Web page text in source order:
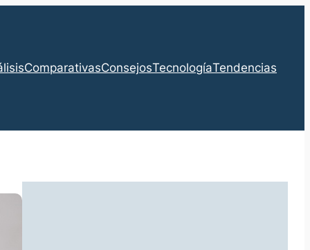
ComparativasConsejosTecnologíaTendencias